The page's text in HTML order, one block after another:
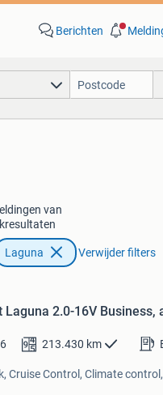
Berichten
van
Laguna Verwijder filters
Laguna 2.0-16V
213.430 km
Cruise Control, Climate